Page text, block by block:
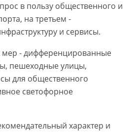
в пользу общественного и
на третьем -
и сервисы.
мер - дифференцированные
пешеходные улицы,
для общественного
светофорное
характер и